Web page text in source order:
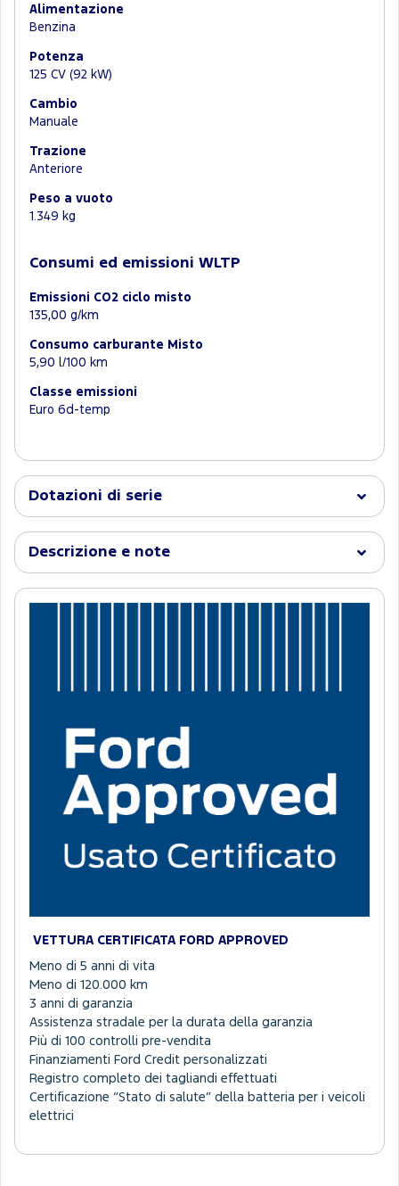
Alimentazione
Benzina
Potenza
125 CV (92 kW)
Cambio
Manuale
Trazione
Anteriore
Peso a vuoto
1.349 kg
Consumi ed emissioni WLTP
Emissioni CO2 ciclo misto
135,00 g/km
Consumo carburante Misto
5,90 l/100 km
Classe emissioni
Euro 6d-temp
Dotazioni di serie
Descrizione e note
VETTURA CERTIFICATA FORD APPROVED
Meno di 5 anni di vita
Meno di 120.000 km
3 anni di garanzia
Assistenza stradale per la durata della garanzia
Più di 100 controlli pre-vendita
Finanziamenti Ford Credit personalizzati
Registro completo dei tagliandi effettuati
Certificazione “Stato di salute” della batteria per i veicoli
elettrici